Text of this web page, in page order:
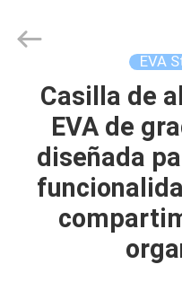
HOGAR
PRODUCTOS
SOBRE
NOSOTROS
Limited.
EVA
Casilla de
EVA de
diseñada